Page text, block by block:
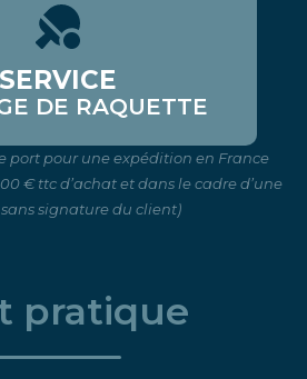
SERVICE
DE RAQUETTE
port pour une expédition en France
€ ttc d’achat et dans le cadre d’une
signature du client)
pratique